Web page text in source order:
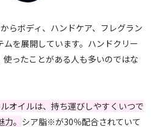
らボディ、ハンドケア、フレグラン
ムを展開しています。ハンドクリー
使ったことがある人も多いのではな
オイルは、持ち運びしやすくいつで
。 シア脂※が30％配合されていて